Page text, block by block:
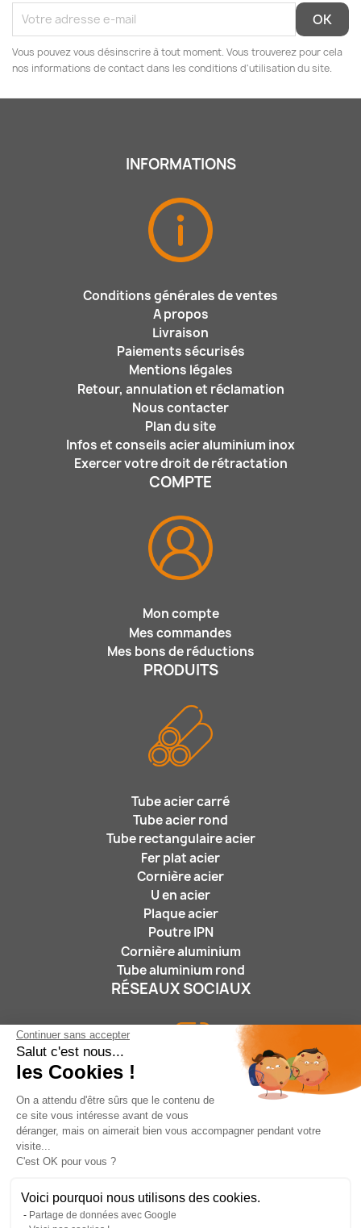
Continuer sans accepter
Salut c'est nous...
les Cookies !
On a attendu d'être sûrs que le contenu de
ce site vous intéresse avant de vous
déranger, mais on aimerait bien vous accompagner pendant votre
visite...
C'est OK pour vous ?
Voici pourquoi nous utilisons des cookies.
Partage de données avec Google
Vous pouvez vous désinscrire à tout moment. Vous trouverez pour cela
nos informations de contact dans les conditions d'utilisation du site.
INFORMATIONS
Conditions générales de ventes
A propos
Livraison
Paiements sécurisés
Mentions légales
Retour, annulation et réclamation
Nous contacter
Plan du site
Infos et conseils acier aluminium inox
Exercer votre droit de rétractation
COMPTE
Mon compte
Mes commandes
Mes bons de réductions
PRODUITS
Tube acier carré
Tube acier rond
Tube rectangulaire acier
Fer plat acier
Cornière acier
U en acier
Plaque acier
Poutre IPN
Cornière aluminium
Tube aluminium rond
RÉSEAUX SOCIAUX
Nous suivre :
05 46 31 15 25/ contact@leroidufer.fr